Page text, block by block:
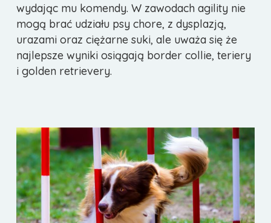
wydając mu komendy. W zawodach agility nie
mogą brać udziału psy chore, z dysplazją,
urazami oraz ciężarne suki, ale uważa się że
najlepsze wyniki osiągają border collie, teriery
i golden retrievery.